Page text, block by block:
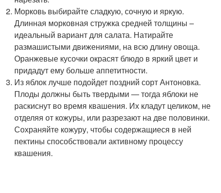
Морковь выбирайте сладкую, сочную и яркую.
Длинная морковная стружка средней толщины –
идеальный вариант для салата. Натирайте
размашистыми движениями, на всю длину овоща.
Оранжевые кусочки окрасят блюдо в яркий цвет и
придадут ему больше аппетитности.
Из яблок лучше подойдет поздний сорт Антоновка.
Плоды должны быть твердыми — тогда яблоки не
раскиснут во время квашения. Их кладут целиком, не
отделяя от кожуры, или разрезают на две половинки.
Сохраняйте кожуру, чтобы содержащиеся в ней
пектины способствовали активному процессу
квашения.